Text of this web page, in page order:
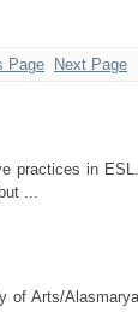
Page Next Page
practices in ESL.
...
of Arts/Alasmarya